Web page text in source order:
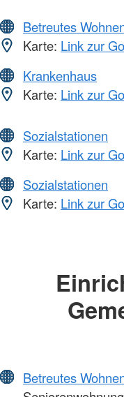
Betreutes
Karte: Link zur
Krankenhaus
Karte: Link zur
Sozialstationen
Karte: Link zur
Sozialstationen
Karte: Link zur
Betreutes